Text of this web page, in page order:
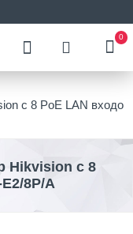
0
с 8 PoE LAN входо
Hikvision с 8
8P/A